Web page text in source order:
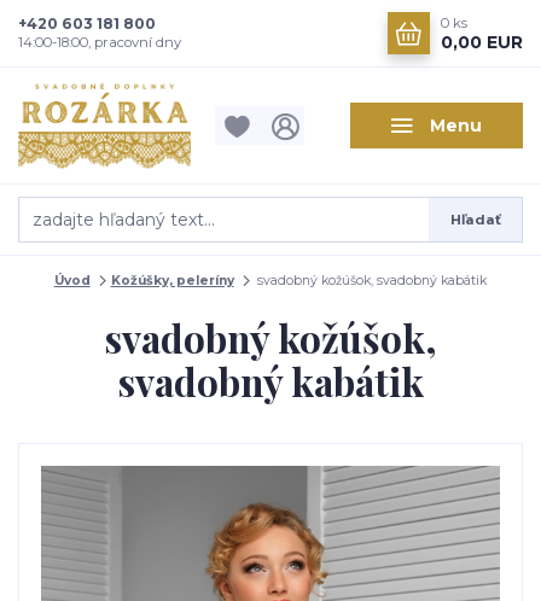
Menu
Hľadať
+420 603 181 800
14:00-18:00, pracovní dny
0 ks
0,00 EUR
Úvod Kožúšky, peleríny svadobný kožúšok, svadobný kabátik
svadobný kožúšok,
svadobný kabátik